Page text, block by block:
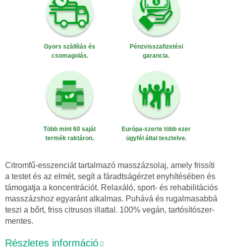
Gyors szállítás és
csomagolás.
Pénzvisszafizetési
garancia.
Több mint 60 saját
termék raktáron.
Európa-szerte több ezer
ügyfél által tesztelve.
Citromfű-esszenciát tartalmazó masszázsolaj, amely frissíti
a testet és az elmét, segít a fáradtságérzet enyhítésében és
támogatja a koncentrációt. Relaxáló, sport- és rehabilitációs
masszázshoz egyaránt alkalmas. Puhává és rugalmasabbá
teszi a bőrt, friss citrusos illattal. 100% vegán, tartósítószer-
mentes.
Részletes információ